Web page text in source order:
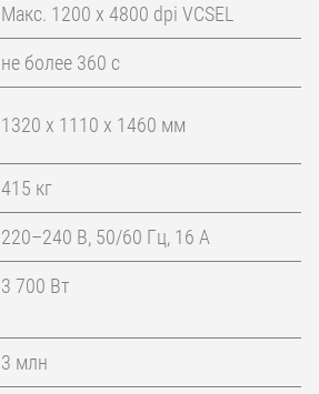
Макс. 1200 x 4800 dpi VCSEL
не более 360 с
1320 x 1110 x 1460 мм
415 кг
220–240 В, 50/60 Гц, 16 A
3 700 Вт
3 млн